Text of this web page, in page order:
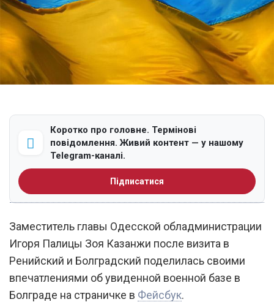
Коротко про головне. Термінові
повідомлення. Живий контент — у нашому
Telegram-каналі.
Підписатися
Заместитель главы Одесской обладминистрации
Игоря Палицы Зоя Казанжи после визита в
Ренийский и Болградский поделилась своими
впечатлениями об увиденной военной базе в
Болграде на страничке в Фейсбук.